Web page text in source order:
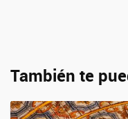
También te